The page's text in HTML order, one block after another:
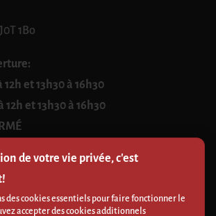
1Bo
12h et 13h30 à 16h30
12h et 13h30 à 16h30
à 12h
de votre vie privée, c'est
des cookies essentiels pour faire fonctionner le
accepter des cookies additionnels